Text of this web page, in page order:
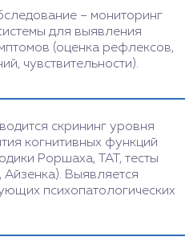
– мониторинг
для выявления
(оценка рефлексов,
чувствительности).
скрининг уровня
когнитивных функций
Роршаха, ТАТ, тесты
Айзенка). Выявляется
психопатологических